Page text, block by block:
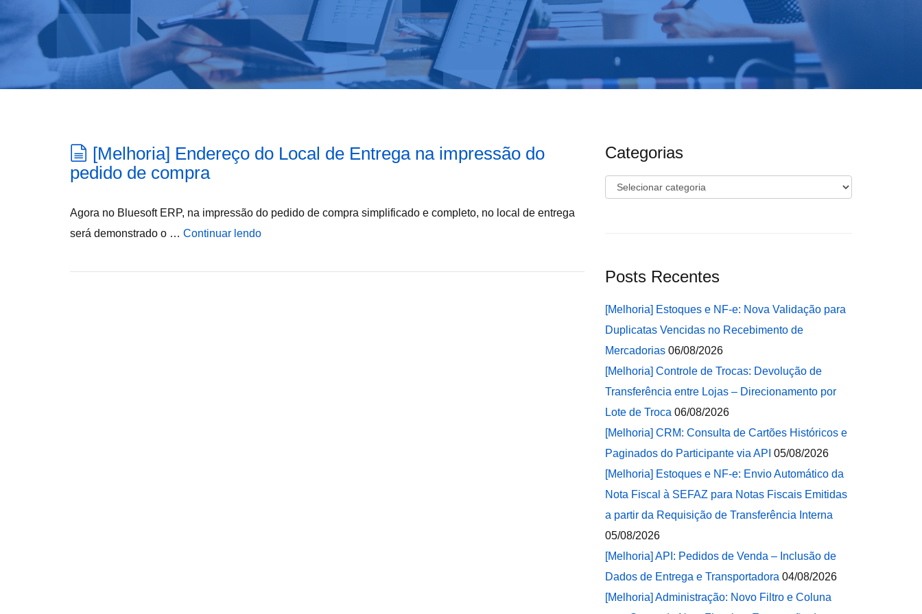
[Melhoria] Endereço do Local de Entrega na impressão do
pedido de compra
Agora no Bluesoft ERP, na impressão do pedido de compra simplificado e completo, no local de entrega
será demonstrado o … Continuar lendo
Categorias
Categorias
Posts Recentes
[Melhoria] Estoques e NF-e: Nova Validação para
Duplicatas Vencidas no Recebimento de
Mercadorias 06/08/2026
[Melhoria] Controle de Trocas: Devolução de
Transferência entre Lojas – Direcionamento por
Lote de Troca 06/08/2026
[Melhoria] CRM: Consulta de Cartões Históricos e
Paginados do Participante via API 05/08/2026
[Melhoria] Estoques e NF-e: Envio Automático da
Nota Fiscal à SEFAZ para Notas Fiscais Emitidas
a partir da Requisição de Transferência Interna
05/08/2026
[Melhoria] API: Pedidos de Venda – Inclusão de
Dados de Entrega e Transportadora 04/08/2026
[Melhoria] Administração: Novo Filtro e Coluna